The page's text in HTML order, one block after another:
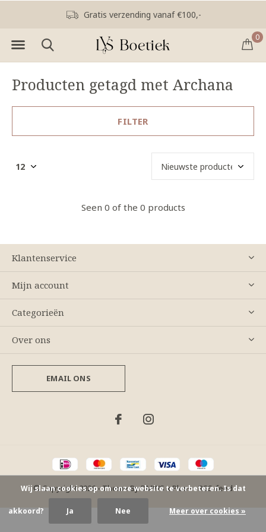
0
Gratis verzending vanaf €100,-
Producten getagd met Archana
FILTER
Seen 0 of the 0 products
Klantenservice
Mijn account
Categorieën
Over ons
EMAIL ONS
© Copyright2026- Theme ByDMWS xPlus+-RSS-feed
Wij slaan cookies op om onze website te verbeteren. Is dat
akkoord? Ja Nee Meer over cookies »